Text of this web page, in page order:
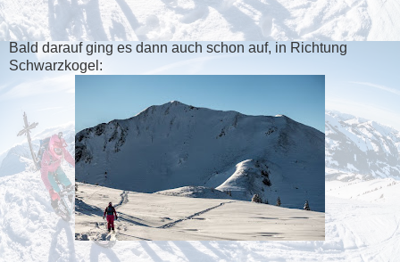
Bald darauf ging es dann auch schon auf, in Richtung
Schwarzkogel: